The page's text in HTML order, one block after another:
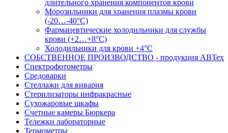
длительного хранения компонентов крови
Морозильники для хранения плазмы крови
(-20…-40°С)
Фармацевтические холодильники для службы
крови (+2…+8°С)
Холодильники для крови +4°С
СОБСТВЕННОЕ ПРОИЗВОДСТВО - продукция АВТех
Спектрофотометры
Средоварки
Стеллажи для вивария
Стерилизаторы инфракрасные
Сухожаровые шкафы
Счетные камеры Бюркера
Тележки лабораторные
Термометры